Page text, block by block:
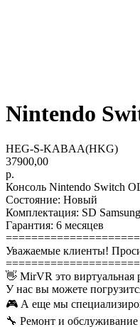
Nintendo
HEG-S-KABAA(HKG)
37900,00
р.
Консоль Nintendo Switch
Состояние: Новый
Комплектация: SD
Гарантия: 6 месяцев
Уважаемые клиенты!
👋 MirVR это виртуальная
У нас вы можете
🎮 А еще мы
🔧 Ремонт и обслуживание